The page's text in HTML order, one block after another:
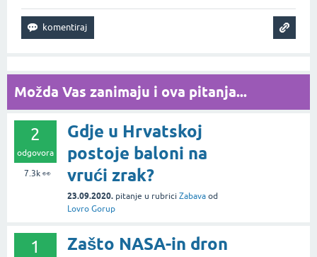
Možda Vas zanimaju i ova pitanja...
2
odgovora
7.3k👀
Gdje u Hrvatskoj
postoje baloni na
vrući zrak?
23.09.2020. pitanje u rubrici Zabava od
Lovro Gorup
1
Zašto NASA-in dron